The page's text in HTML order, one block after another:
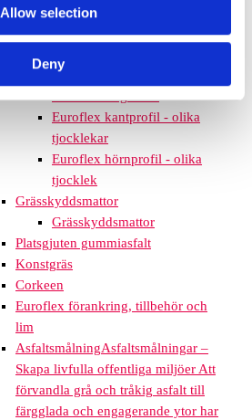
Allow selection
Deny
Euroflex gummistockar
Euroflex hörnskydd
Euroflex trottoarsten
Euroflex stegblock
Euroflex kantprofil - olika
tjocklekar
Euroflex hörnprofil - olika
tjocklek
Grässkyddsmattor
Grässkyddsmattor
Platsgjuten gummiasfalt
Konstgräs
Corkeen
Euroflex förankring, tillbehör och
lim
AsfaltsmålningAsfaltsmålningar –
Skapa livfulla offentliga miljöer Att
förvandla grå och tråkig asfalt till
färgglada och engagerande ytor har